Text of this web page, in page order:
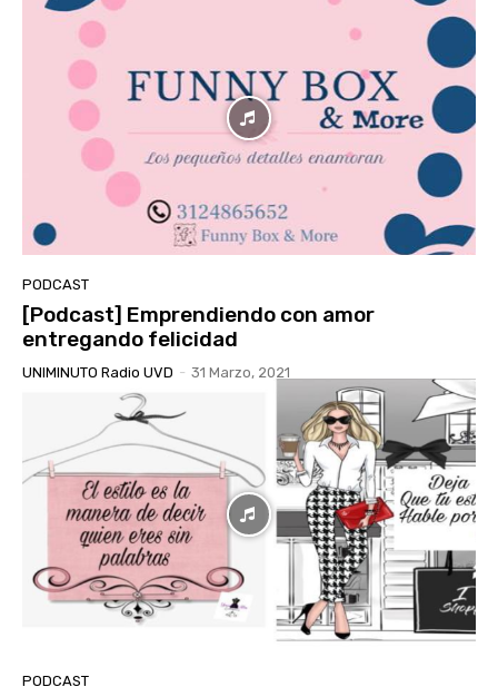
PODCAST
[Podcast] Emprendiendo con amor
entregando felicidad
UNIMINUTO Radio UVD - 31 Marzo, 2021
PODCAST